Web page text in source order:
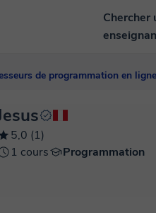
Chercher
de programmation en ligne
5,0 (1)
1 cours
Programmation